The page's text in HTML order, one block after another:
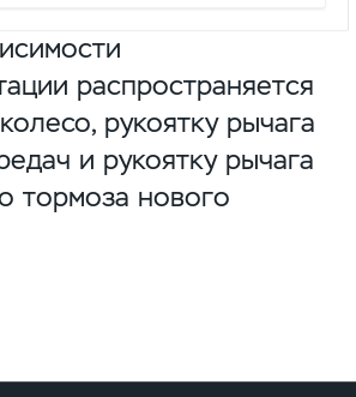
распространяется
рукоятку рычага
и рукоятку рычага
тормоза нового